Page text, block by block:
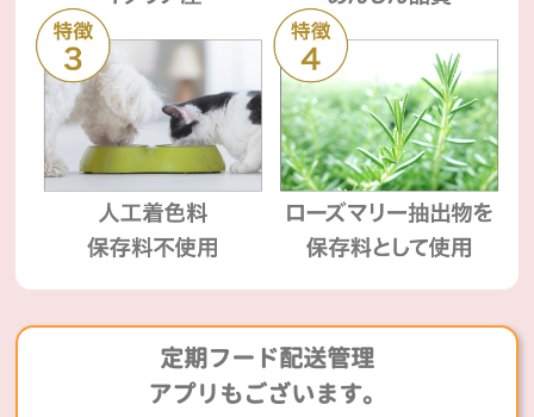
定期フード配送管理
アプリもございます。